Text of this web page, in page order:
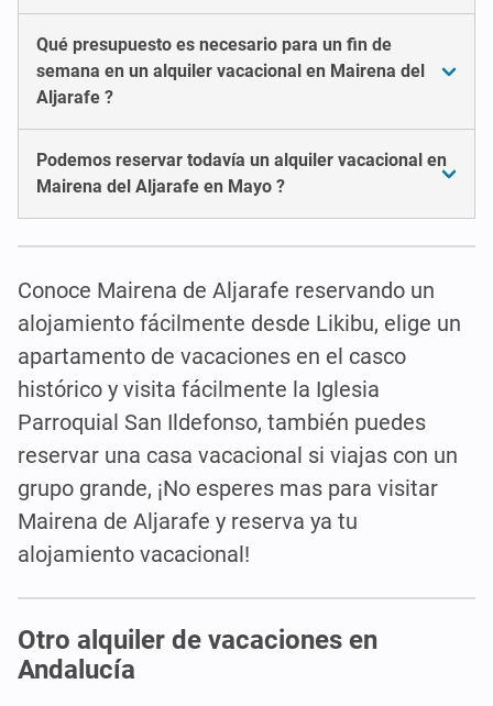
Qué presupuesto es necesario para un fin de
semana en un alquiler vacacional en Mairena del
Aljarafe ?
Podemos reservar todavía un alquiler vacacional en
Mairena del Aljarafe en Mayo ?
Conoce Mairena de Aljarafe reservando un
alojamiento fácilmente desde Likibu, elige un
apartamento de vacaciones en el casco
histórico y visita fácilmente la Iglesia
Parroquial San Ildefonso, también puedes
reservar una casa vacacional si viajas con un
grupo grande, ¡No esperes mas para visitar
Mairena de Aljarafe y reserva ya tu
alojamiento vacacional!
Otro alquiler de vacaciones en
Andalucía